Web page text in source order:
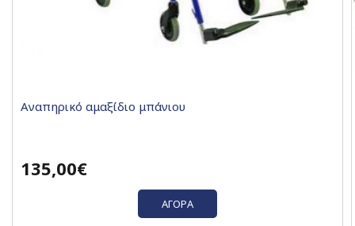
Αναπηρικό αμαξίδιο μπάνιου
135,00€
ΑΓΟΡΆ